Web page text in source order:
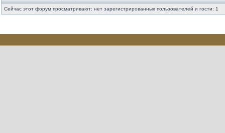
Сейчас этот форум просматривают: нет зарегистрированных пользователей и гости: 1